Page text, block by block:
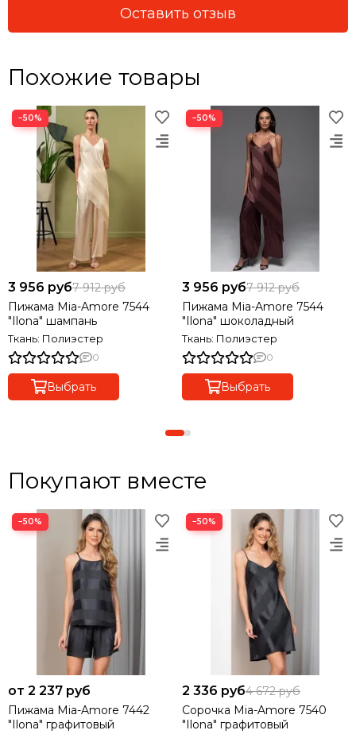
Оставить отзыв
Похожие товары
−50%
3 956 руб7 912 руб
Пижама Mia-Amore 7544
"Ilona" шампань
Ткань: Полиэстер
0
Выбрать
−50%
3 956 руб7 912 руб
Пижама Mia-Amore 7544
"Ilona" шоколадный
Ткань: Полиэстер
0
Выбрать
Покупают вместе
−50%
от 2 237 руб
Пижама Mia-Amore 7442
"Ilona" графитовый
−50%
2 336 руб4 672 руб
Сорочка Mia-Amore 7540
"Ilona" графитовый